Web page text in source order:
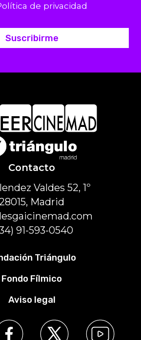
de privacidad
Suscribirme
Contacto
Valdes 52, 1º
28015, Madrid
91-593-0540
Triángulo
Fondo Fílmico
Aviso legal